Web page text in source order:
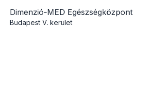
Dimenzió-MED Egészségközpont
Budapest V. kerület